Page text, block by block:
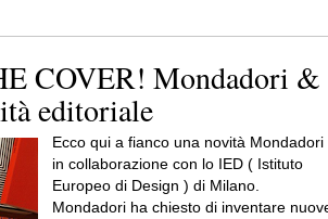
COVER! Mondadori &
editoriale
Ecco qui a fianco una novità Mondadori
in collaborazione con lo IED ( Istituto
Europeo di Design ) di Milano.
Mondadori ha chiesto di inventare